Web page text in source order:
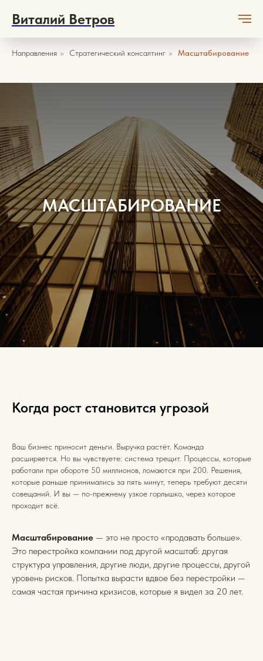
Виталий Ветров
Направления » Стратегический консалтинг » Масштабирование
МАСШТАБИРОВАНИЕ
Когда рост становится угрозой
Ваш бизнес приносит деньги. Выручка растёт. Команда
расширяется. Но вы чувствуете: система трещит. Процессы, которые
работали при обороте 50 миллионов, ломаются при 200. Решения,
которые раньше принимались за пять минут, теперь требуют десяти
совещаний. И вы — по-прежнему узкое горлышко, через которое
проходит всё.
Масштабирование — это не просто «продавать больше».
Это перестройка компании под другой масштаб: другая
структура управления, другие люди, другие процессы, другой
уровень рисков. Попытка вырасти вдвое без перестройки —
самая частая причина кризисов, которые я видел за 20 лет.